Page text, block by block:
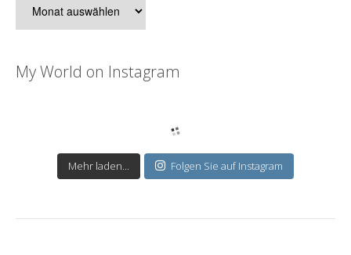
My World on Instagram
Mehr laden... Folgen Sie auf Instagram